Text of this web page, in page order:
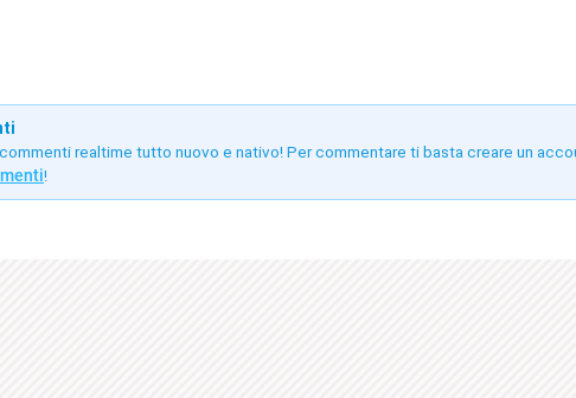
realtime tutto nuovo e nativo! Per commentare ti basta creare un
!